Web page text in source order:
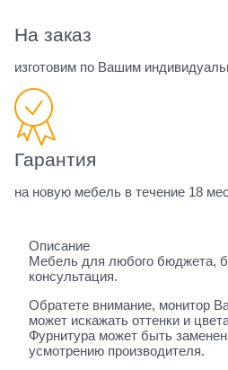
На заказ
изготовим по Вашим
Гарантия
на новую мебель в течение 18
Описание
Мебель для любого бюджета,
консультация.
Обратете внимание, монитор
может искажать оттенки и
Фурнитура может быть
усмотрению производителя.